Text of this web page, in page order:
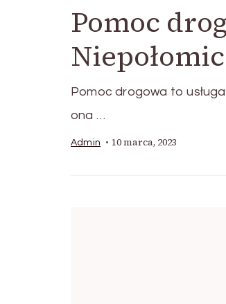
Pomoc
Pomoc drogowa to
ona …
Admin 10 marca, 2023